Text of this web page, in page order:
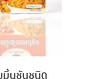
มิ้นชันชนิด